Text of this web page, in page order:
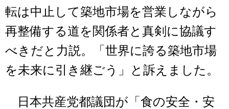
転は中止して築地市場を営業しながら
再整備する道を関係者と真剣に協議す
べきだと力説。「世界に誇る築地市場
を未来に引き継ごう」と訴えました。
日本共産党都議団が「食の安全・安